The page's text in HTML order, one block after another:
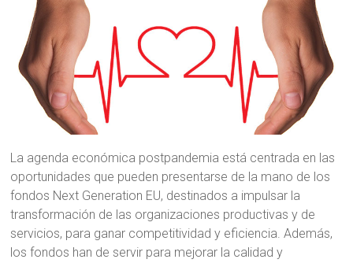
La agenda económica postpandemia está centrada en las
oportunidades que pueden presentarse de la mano de los
fondos Next Generation EU, destinados a impulsar la
transformación de las organizaciones productivas y de
servicios, para ganar competitividad y eficiencia. Además,
los fondos han de servir para mejorar la calidad y